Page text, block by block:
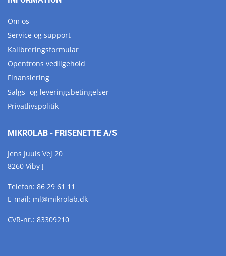
Om os
Service og support
Kalibreringsformular
Opentrons vedligehold
Finansiering
Salgs- og leveringsbetingelser
Privatlivspolitik
MIKROLAB - FRISENETTE A/S
Jens Juuls Vej 20
8260 Viby J
Telefon: 86 29 61 11
E-mail: ml@mikrolab.dk
CVR-nr.: 83309210